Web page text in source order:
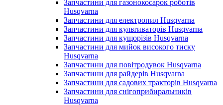
Запчастини для газонокосарок роботів
Husqvarna
Запчастини для електропил Husqvarna
Запчастини для культиваторів Husqvarna
Запчастини для кущорізів Husqvarna
Запчастини для мийок високого тиску
Husqvarna
Запчастини для повітродувок Husqvarna
Запчастини для райдерів Husqvarna
Запчастини для садових тракторів Husqvarna
Запчастини для снігоприбиральників
Husqvarna